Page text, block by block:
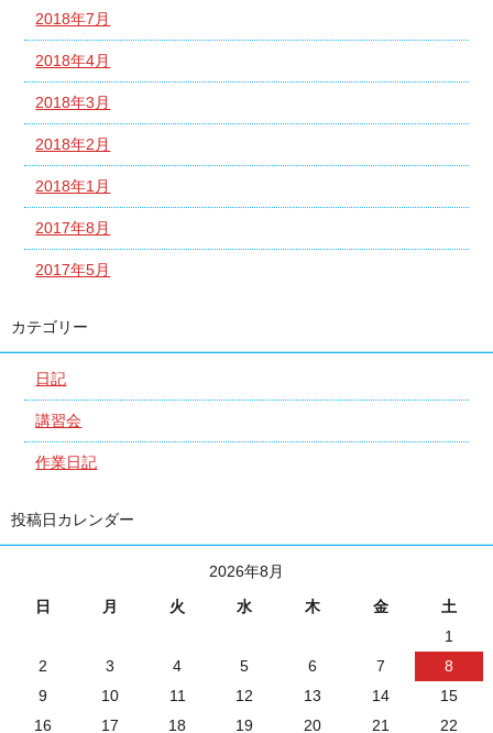
2018年7月
2018年4月
2018年3月
2018年2月
2018年1月
2017年8月
2017年5月
カテゴリー
日記
講習会
作業日記
投稿日カレンダー
2026年8月
日
月 火 水 木 金
土
1
2
3 4 5 6 7
8
9
10 11 12 13 14
15
16
17 18 19 20 21 22